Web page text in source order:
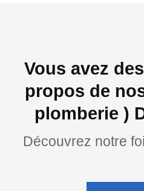
Vous avez
propos de
plomberie )
Découvrez notre